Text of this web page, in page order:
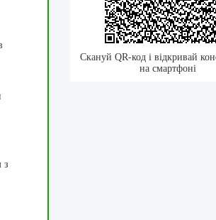
з
Скануй QR-код і відкривай
на смартфоні